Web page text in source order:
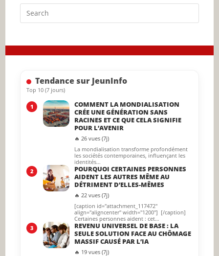
close
the
Tendance sur JeunInfo
Top 10 (7 jours)
1
COMMENT LA MONDIALISATION
CRÉE UNE GÉNÉRATION SANS
RACINES ET CE QUE CELA SIGNIFIE
POUR L’AVENIR
🔥 26 vues (7j)
La mondialisation transforme profondément
les sociétés contemporaines, influençant les
identités…
2
POURQUOI CERTAINES PERSONNES
AIDENT LES AUTRES MÊME AU
DÉTRIMENT D’ELLES-MÊMES
🔥 22 vues (7j)
[caption id="attachment_117472"
align="aligncenter" width="1200"] [/caption]
Certaines personnes aident : cet…
3
REVENU UNIVERSEL DE BASE : LA
SEULE SOLUTION FACE AU CHÔMAGE
MASSIF CAUSÉ PAR L’IA
🔥 19 vues (7j)